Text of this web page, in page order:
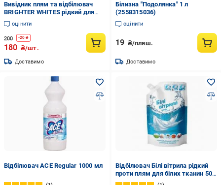
Вивідник плям та відбілювач
BRIGHTER WHITES рідкий для
ручного та машинного прання
500 мл (X-2157)
оцінити
200 -20 ₴
180 ₴/шт.
Доставимо
Білизна "Подолянка" 1 л
(2558315036)
оцінити
19 ₴/пляш.
Доставимо
Відбілювач ACE Regular 1000 мл
Відбілювач Білі вітрила рідкий
проти плям для білих тканин 500
мл